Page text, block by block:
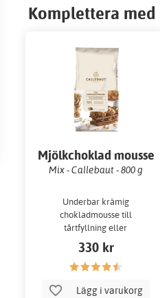
Komplettera
Mjölkchoklad mousse
Mix - Callebaut - 800 g
Underbar krämig
chokladmousse till
tårtfyllning eller
efterrätter!
330 kr
Lägg i varukorg